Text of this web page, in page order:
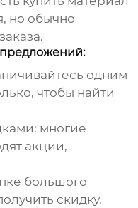
но обычно
одним
чтобы найти
многие
акции,
большого
скидку.